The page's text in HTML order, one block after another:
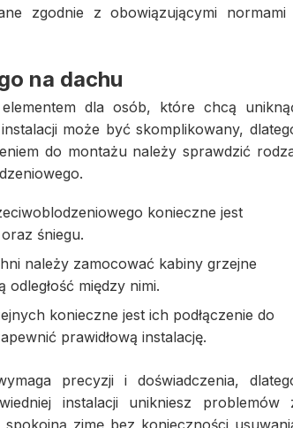
zgodnie z obowiązującymi normami
na dachu
dla osób, które chcą
może być skomplikowany,
do montażu należy sprawdzić
konieczne jest
śniegu.
należy zamocować kabiny grzejne
między nimi.
konieczne jest ich podłączenie do
prawidłową instalację.
precyzji i doświadczenia,
instalacji unikniesz problemów